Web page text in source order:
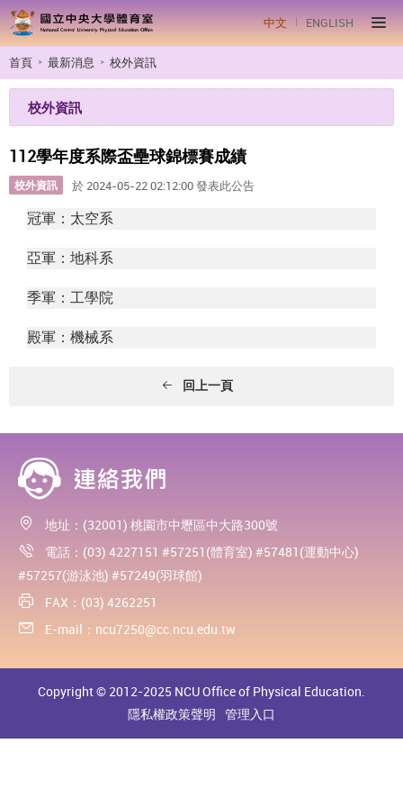
中文 ENGLISH
首頁 最新消息 校外資訊
校外資訊
112學年度系際盃壘球錦標賽成績
校外資訊 於 2024-05-22 02:12:00 發表此公告
冠軍：太空系
亞軍：地科系
季軍：工學院
殿軍：機械系
回上一頁
地址：(32001) 桃園市中壢區中大路300號
電話：(03) 4227151 #57251(體育室) #57481(運動中心)
#57257(游泳池) #57249(羽球館)
FAX：(03) 4262251
E-mail： ncu7250@cc.ncu.edu.tw
Copyright © 2012-2025 NCU Office of Physical Education.
隱私權政策聲明 管理入口